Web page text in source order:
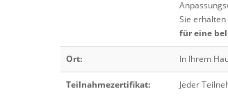
Sie
für eine
Ort: In Ihrem
Teilnahmezertifikat: Jeder